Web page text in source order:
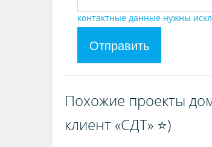
контактные данные нужны
Отправить
Похожие проекты
клиент «СДТ» ⭐️)️